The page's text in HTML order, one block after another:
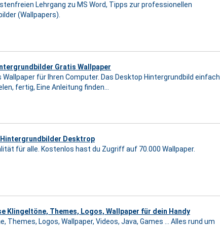
Lehrgang zu MS Word, Tipps zur professionellen
(Wallpapers).
Gratis Wallpaper
für Ihren Computer. Das Desktop Hintergrundbild einfach
fertig, Eine Anleitung finden...
Hintergrundbilder Desktrop
für alle. Kostenlos hast du Zugriff auf 70.000 Wallpaper.
Klingeltöne, Themes, Logos, Wallpaper für dein Handy
Logos, Wallpaper, Videos, Java, Games ... Alles rund um